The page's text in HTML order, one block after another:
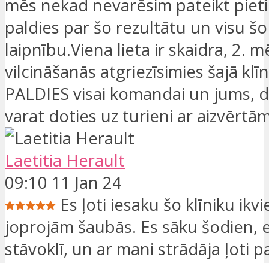
mēs nekad nevarēsim pateikt
paldies par šo rezultātu un visu šo
laipnību.Viena lieta ir skaidra, 2.
vilcināšanās atgriezīsimies šajā
PALDIES visai komandai un jums,
varat doties uz turieni ar
Laetitia Herault
09:10 11 Jan 24
Es ļoti iesaku šo klīniku
joprojām šaubās. Es sāku šodien,
stāvoklī, un ar mani strādāja ļoti